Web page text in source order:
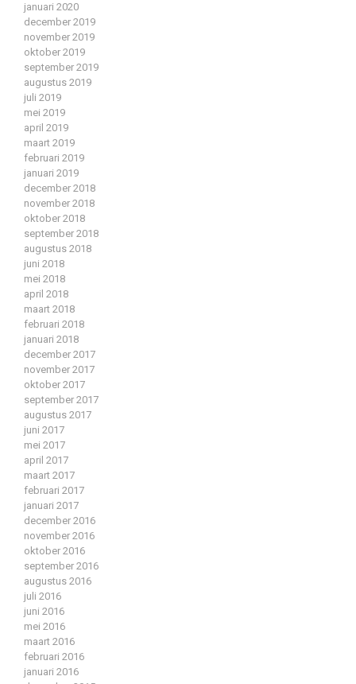
januari 2020
december 2019
november 2019
oktober 2019
september 2019
augustus 2019
juli 2019
mei 2019
april 2019
maart 2019
februari 2019
januari 2019
december 2018
november 2018
oktober 2018
september 2018
augustus 2018
juni 2018
mei 2018
april 2018
maart 2018
februari 2018
januari 2018
december 2017
november 2017
oktober 2017
september 2017
augustus 2017
juni 2017
mei 2017
april 2017
maart 2017
februari 2017
januari 2017
december 2016
november 2016
oktober 2016
september 2016
augustus 2016
juli 2016
juni 2016
mei 2016
maart 2016
februari 2016
januari 2016